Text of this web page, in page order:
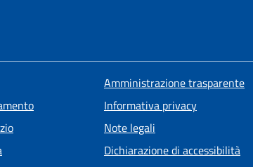
Amministrazione trasparente
Informativa privacy
Note legali
Dichiarazione di accessibilità